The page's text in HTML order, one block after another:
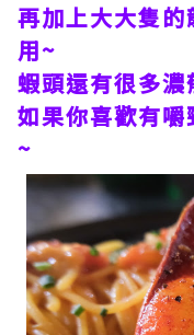
再加上大大隻
用~
蝦頭還有很多
如果你喜歡有
~